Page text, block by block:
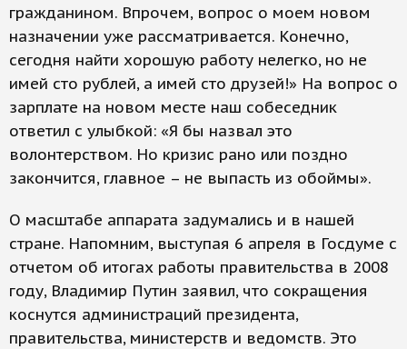
гражданином. Впрочем, вопрос о моем новом
назначении уже рассматривается. Конечно,
сегодня найти хорошую работу нелегко, но не
имей сто рублей, а имей сто друзей!» На вопрос о
зарплате на новом месте наш собеседник
ответил с улыбкой: «Я бы назвал это
волонтерством. Но кризис рано или поздно
закончится, главное – не выпасть из обоймы».
О масштабе аппарата задумались и в нашей
стране. Напомним, выступая 6 апреля в Госдуме с
отчетом об итогах работы правительства в 2008
году, Владимир Путин заявил, что сокращения
коснутся администраций президента,
правительства, министерств и ведомств. Это